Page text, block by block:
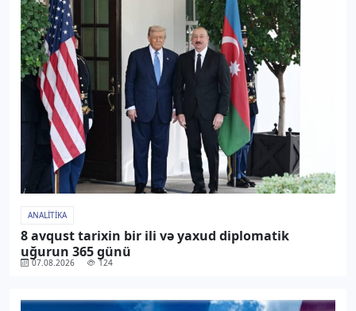
ANALITIKA
8 avqust tarixin bir ili və yaxud diplomatik
uğurun 365 günü
07.08.2026 124